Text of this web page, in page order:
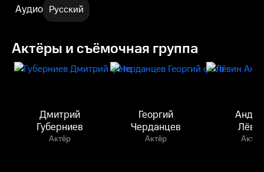
Аудио Русский
Актёры и съёмочная группа
Дмитрий
Губерниев
Актёр
Георгий
Черданцев
Актёр Актёр